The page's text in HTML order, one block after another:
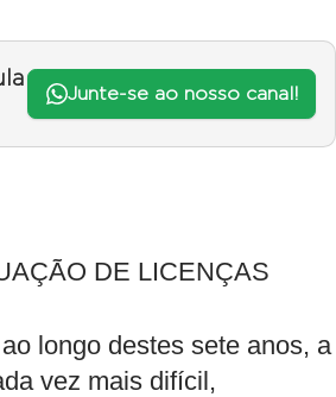
Junte-se ao nosso canal!
DE LICENÇAS
longo destes sete anos, a
vez mais difícil,